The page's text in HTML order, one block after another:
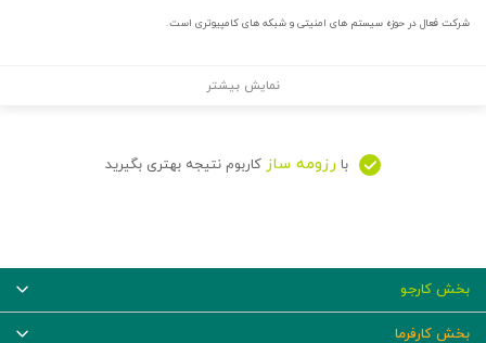
شرکت فعال در حوزه سیستم های امنیتی و شبکه های کامپیوتری است.
نمایش بیشتر
با رزومه ساز کاربوم نتیجه بهتری بگیرید
بخش کارجو
بخش کارفرما